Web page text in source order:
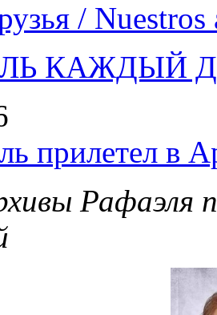
/ Nuestros
КАЖДЫЙ
прилетел в
Рафаэля